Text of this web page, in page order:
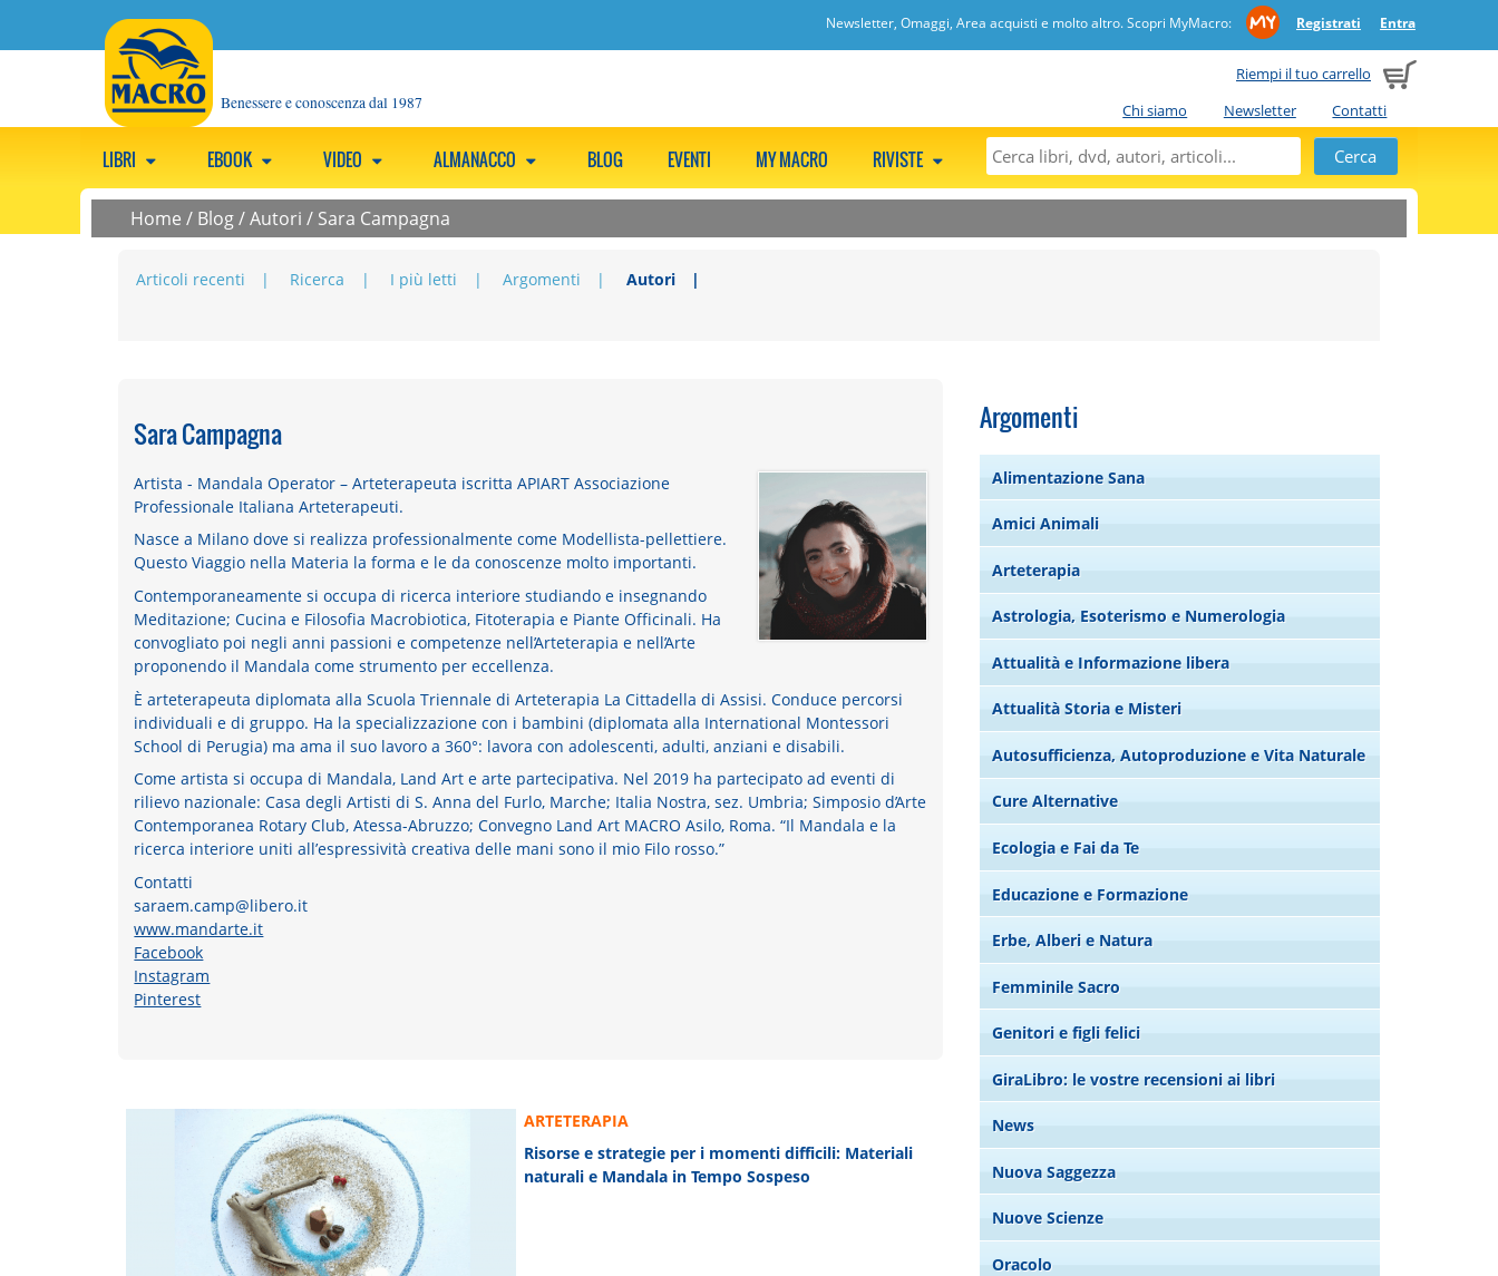
Newsletter, Omaggi, Area acquisti e molto altro. Scopri MyMacro: Registrati Entra
Riempi il tuo carrello
Chi siamo
Newsletter Contatti
Benessere e conoscenza dal 1987
LIBRI EBOOK VIDEO ALMANACCO BLOG EVENTI MY MACRO RIVISTE
Home / Blog/Autori / Sara Campagna
Articoli recenti Ricerca I più letti Argomenti Autori
Sara Campagna
Artista - Mandala Operator – Arteterapeuta iscritta APIART Associazione
Professionale Italiana Arteterapeuti.
Nasce a Milano dove si realizza professionalmente come Modellista-pellettiere.
Questo Viaggio nella Materia la forma e le da conoscenze molto importanti.
Contemporaneamente si occupa di ricerca interiore studiando e insegnando
Meditazione; Cucina e Filosofia Macrobiotica, Fitoterapia e Piante Officinali. Ha
convogliato poi negli anni passioni e competenze nell’Arteterapia e nell’Arte
proponendo il Mandala come strumento per eccellenza.
È arteterapeuta diplomata alla Scuola Triennale di Arteterapia La Cittadella di Assisi. Conduce percorsi
individuali e di gruppo. Ha la specializzazione con i bambini (diplomata alla International Montessori
School di Perugia) ma ama il suo lavoro a 360°: lavora con adolescenti, adulti, anziani e disabili.
Come artista si occupa di Mandala, Land Art e arte partecipativa. Nel 2019 ha partecipato ad eventi di
rilievo nazionale: Casa degli Artisti di S. Anna del Furlo, Marche; Italia Nostra, sez. Umbria; Simposio d’Arte
Contemporanea Rotary Club, Atessa-Abruzzo; Convegno Land Art MACRO Asilo, Roma. “Il Mandala e la
ricerca interiore uniti all’espressività creativa delle mani sono il mio Filo rosso.”
Contatti
saraem.camp@libero.it
www.mandarte.it
Facebook
Instagram
Pinterest
ARTETERAPIA
Risorse e strategie per i momenti difficili: Materiali
naturali e Mandala in Tempo Sospeso
Argomenti
Alimentazione Sana
Amici Animali
Arteterapia
Astrologia, Esoterismo e Numerologia
Attualità e Informazione libera
Attualità Storia e Misteri
Autosufficienza, Autoproduzione e Vita Naturale
Cure Alternative
Ecologia e Fai da Te
Educazione e Formazione
Erbe, Alberi e Natura
Femminile Sacro
Genitori e figli felici
GiraLibro: le vostre recensioni ai libri
News
Nuova Saggezza
Nuove Scienze
Oracolo